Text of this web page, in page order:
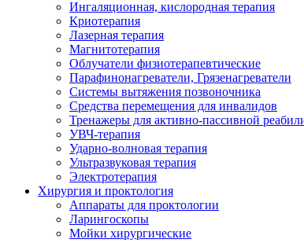
Ингаляционная, кислородная терапия
Криотерапия
Лазерная терапия
Магнитотерапия
Облучатели физиотерапевтические
Парафинонагреватели, Грязенагреватели
Системы вытяжения позвоночника
Средства перемещения для инвалидов
Тренажеры для активно-пассивной
УВЧ-терапия
Ударно-волновая терапия
Ультразвуковая терапия
Электротерапия
Хирургия и проктология
Аппараты для проктологии
Ларингоскопы
Мойки хирургические